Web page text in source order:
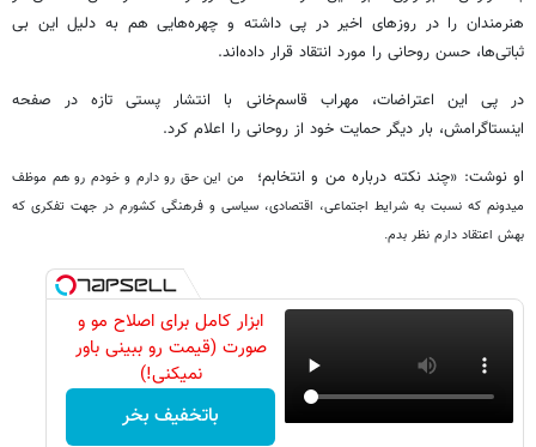
هنرمندان را در روزهای اخیر در پی داشته و چهره‌هایی هم به دلیل این بی
ثباتی‌ها، حسن روحانی را مورد انتقاد قرار داده‌اند.
در پی این اعتراضات، مهراب قاسم‌خانی با انتشار پستی تازه در صفحه
اینستاگرامش، بار دیگر حمایت خود از روحانی را اعلام کرد.
او نوشت: «چند نكته درباره من و انتخابم؛
من اين حق رو دارم و خودم رو هم موظف
ميدونم كه نسبت به شرايط اجتماعى، اقتصادى، سياسى و فرهنگى كشورم در جهت تفكرى كه
بهش اعتقاد دارم نظر بدم.
ابزار کامل برای اصلاح مو و
صورت (قیمت رو ببینی باور
نمیکنی!)
باتخفیف بخر